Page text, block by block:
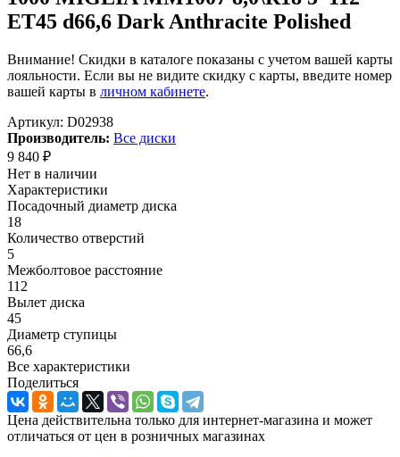
ET45 d66,6 Dark Anthracite Polished
Внимание! Скидки в каталоге показаны с учетом вашей карты
лояльности. Если вы не видите скидку с карты, введите номер
вашей карты в личном кабинете.
Артикул: D02938
Производитель: Все диски
9 840 ₽
Нет в наличии
Характеристики
Посадочный диаметр диска
18
Количество отверстий
5
Межболтовое расстояние
112
Вылет диска
45
Диаметр ступицы
66,6
Все характеристики
Поделиться
Цена действительна только для интернет-магазина и может
отличаться от цен в розничных магазинах